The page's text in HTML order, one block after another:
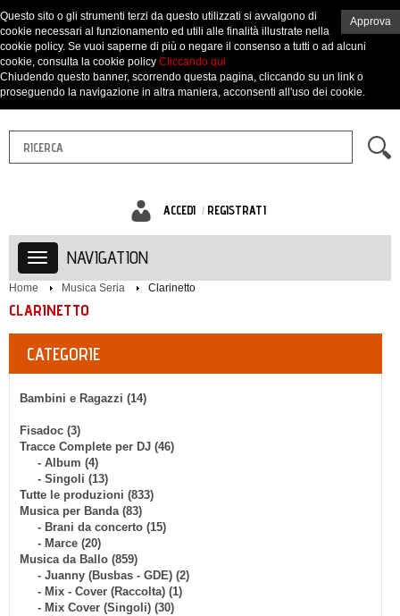
ACCEDI REGISTRATI
NAVIGATION
Home Musica Seria Clarinetto
CLARINETTO
CATEGORIE
Bambini e Ragazzi (14)
Fisadoc (3)
Tracce Complete per DJ (46)
- Album (4)
- Singoli (13)
Tutte le produzioni (833)
Musica per Banda (83)
- Brani da concerto (15)
- Marce (20)
Musica da Ballo (859)
- Juanny (Busbas - GDE) (2)
- Mix - Cover (Raccolta) (1)
- Mix Cover (Singoli) (30)
Approva
Questo sito o gli strumenti terzi da questo utilizzati si avvalgono di
cookie necessari al funzionamento ed utili alle finalità illustrate nella
cookie policy. Se vuoi saperne di più o negare il consenso a tutti o ad alcuni
cookie, consulta la cookie policy Cliccando qui
Chiudendo questo banner, scorrendo questa pagina, cliccando su un link o
proseguendo la navigazione in altra maniera, acconsenti all'uso dei cookie.